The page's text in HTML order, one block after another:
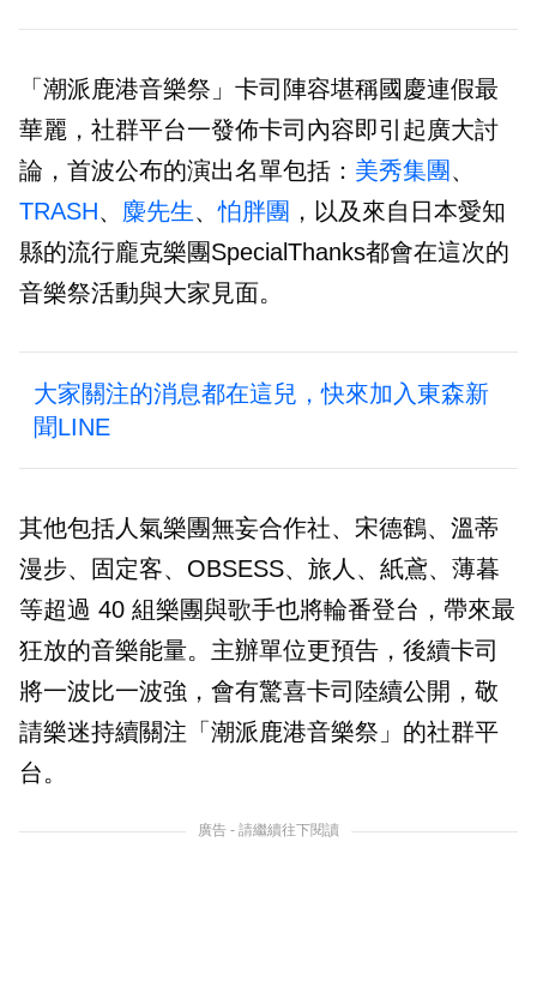
「潮派鹿港音樂祭」卡司陣容堪稱國慶連假最
華麗，社群平台一發佈卡司內容即引起廣大討
論，首波公布的演出名單包括： 美秀集團 、
TRASH、 麋先生、怕胖團 ，以及來自日本愛知
縣的流行龐克樂團SpecialThanks都會在這次的
音樂祭活動與大家見面。
大家關注的消息都在這兒，快來加入東森新
聞LINE
其他包括人氣樂團無妄合作社、宋德鶴、溫蒂
漫步、固定客、OBSESS、旅人、紙鳶、薄暮
等超過 40 組樂團與歌手也將輪番登台，帶來最
狂放的音樂能量。主辦單位更預告，後續卡司
將一波比一波強，會有驚喜卡司陸續公開，敬
請樂迷持續關注「潮派鹿港音樂祭」的社群平
台。
廣告 - 請繼續往下閱讀